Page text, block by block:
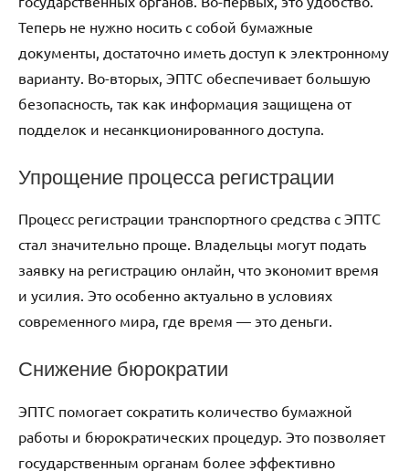
Теперь не нужно носить с собой бумажные
документы, достаточно иметь доступ к электронному
варианту. Во-вторых, ЭПТС обеспечивает большую
безопасность, так как информация защищена от
подделок и несанкционированного доступа.
Упрощение процесса регистрации
Процесс регистрации транспортного средства с ЭПТС
стал значительно проще. Владельцы могут подать
заявку на регистрацию онлайн, что экономит время
и усилия. Это особенно актуально в условиях
современного мира, где время — это деньги.
Снижение бюрократии
ЭПТС помогает сократить количество бумажной
работы и бюрократических процедур. Это позволяет
государственным органам более эффективно